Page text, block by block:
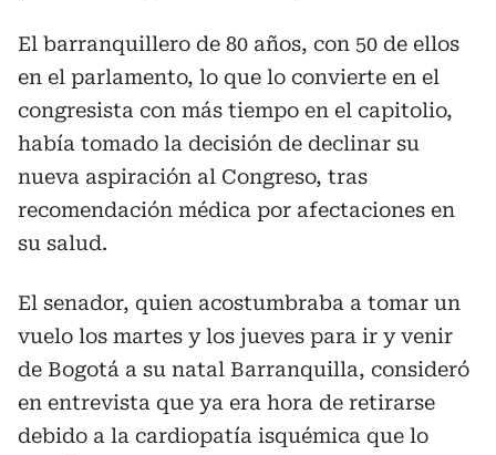
El barranquillero de 80 años, con 50 de ellos
en el parlamento, lo que lo convierte en el
congresista con más tiempo en el capitolio,
había tomado la decisión de declinar su
nueva aspiración al Congreso, tras
recomendación médica por afectaciones en
su salud.
El senador, quien acostumbraba a tomar un
vuelo los martes y los jueves para ir y venir
de Bogotá a su natal Barranquilla, consideró
en entrevista que ya era hora de retirarse
debido a la cardiopatía isquémica que lo